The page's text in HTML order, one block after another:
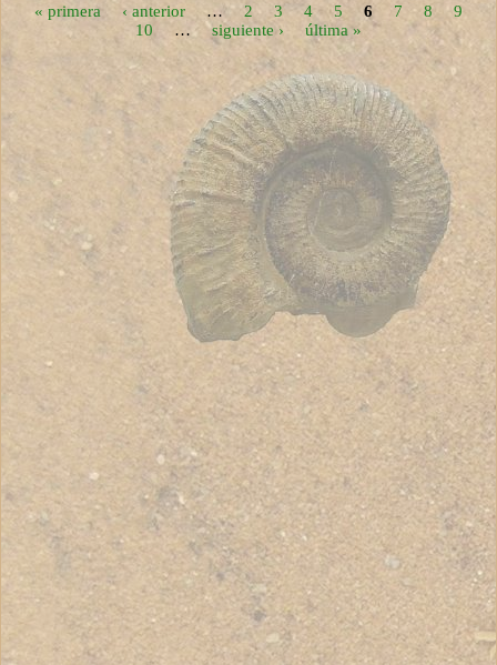
Páginas
« primera ‹ anterior … 2 3 4 5 6 7 8
9
10
… siguiente › última »